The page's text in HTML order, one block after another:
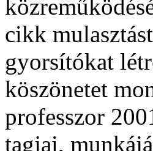
cikk
gyorsítókat
köszönetet
professzor
tagjai,